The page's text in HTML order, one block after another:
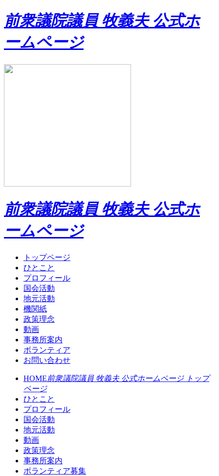
前衆議院議員 牧義夫 公式ホ
ームページ
前衆議院議員 牧義夫 公式ホ
ームページ
トップページ
ひとこと
プロフィール
国会活動
地元活動
機関紙
政策理念
動画
事務所案内
ボランティア
お問い合わせ
HOME前衆議院議員 牧義夫 公式ホームページ トップ
ページ
ひとこと
プロフィール
国会活動
地元活動
動画
政策理念
事務所案内
ボランティア募集